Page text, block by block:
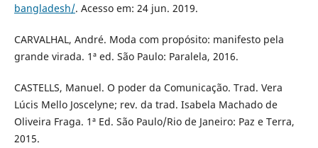
bangladesh/. Acesso em: 24 jun. 2019.
CARVALHAL, André. Moda com propósito: manifesto pela
grande virada. 1ª ed. São Paulo: Paralela, 2016.
CASTELLS, Manuel. O poder da Comunicação. Trad. Vera
Lúcis Mello Joscelyne; rev. da trad. Isabela Machado de
Oliveira Fraga. 1ª Ed. São Paulo/Rio de Janeiro: Paz e Terra,
2015.